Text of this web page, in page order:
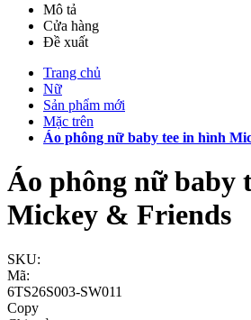
Mô tả
Cửa hàng
Đề xuất
Trang chủ
Nữ
Sản phẩm mới
Mặc trên
Áo phông nữ baby tee in hình
Áo phông nữ baby
Mickey & Friends
SKU:
Mã:
6TS26S003-SW011
Copy